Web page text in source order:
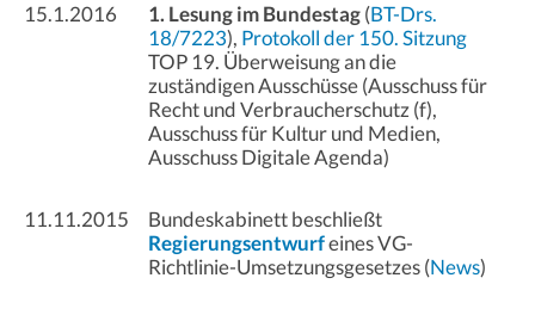
15.1.2016 1. Lesung im Bundestag(BT-Drs.
18/7223), Protokoll der 150. Sitzung
TOP 19. Überweisung an die
zuständigen Ausschüsse (Ausschuss für
Recht und Verbraucherschutz (f),
Ausschuss für Kultur und Medien,
Ausschuss Digitale Agenda)
11.11.2015
Bundeskabinett beschließt
Regierungsentwurfeines VG-
Richtlinie-Umsetzungsgesetzes (News)